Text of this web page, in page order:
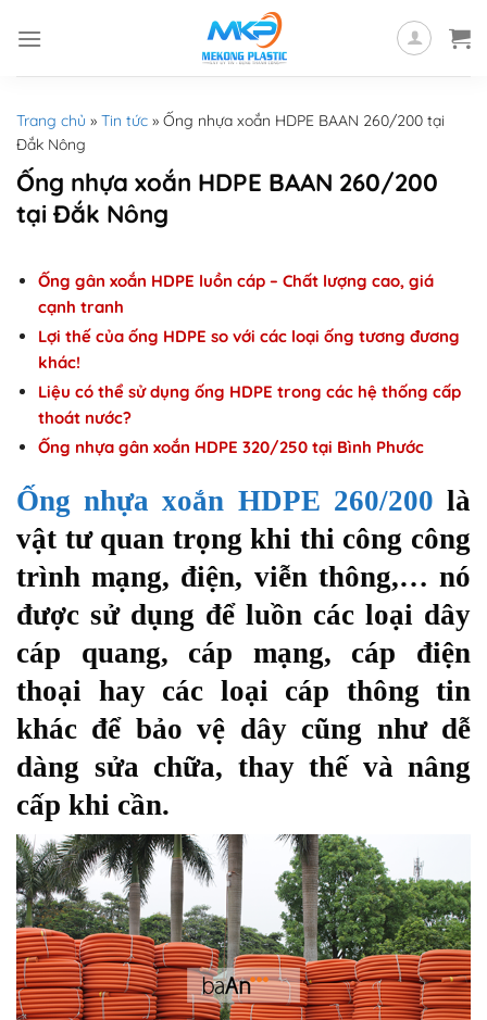
Trang chủ » Tin tức » Ống nhựa xoắn HDPE BAAN 260/200 tại
Đắk Nông
Ống nhựa xoắn HDPE BAAN 260/200
tại Đắk Nông
Ống gân xoắn HDPE luồn cáp – Chất lượng cao, giá
cạnh tranh
Lợi thế của ống HDPE so với các loại ống tương đương
khác!
Liệu có thể sử dụng ống HDPE trong các hệ thống cấp
thoát nước?
Ống nhựa gân xoắn HDPE 320/250 tại Bình Phước
Ống nhựa xoắn HDPE 260/200 là
vật tư quan trọng khi thi công công
trình mạng, điện, viễn thông,… nó
được sử dụng để luồn các loại dây
cáp quang, cáp mạng, cáp điện
thoại hay các loại cáp thông tin
khác để bảo vệ dây cũng như dễ
dàng sửa chữa, thay thế và nâng
cấp khi cần.